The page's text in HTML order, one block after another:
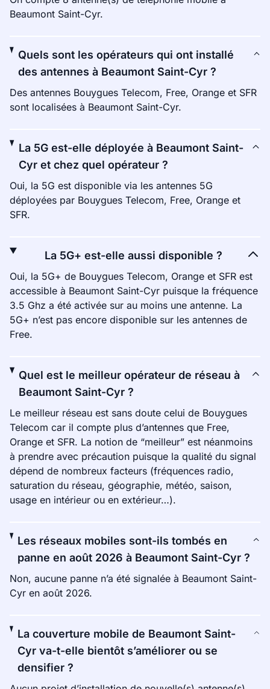
Beaumont Saint-Cyr.
Quels sont les opérateurs qui ont installé
des antennes à Beaumont Saint-Cyr ?
Des antennes Bouygues Telecom, Free, Orange et SFR
sont localisées à Beaumont Saint-Cyr.
La 5G est-elle déployée à Beaumont Saint-
Cyr et chez quel opérateur ?
Oui, la 5G est disponible via les antennes 5G
déployées par Bouygues Telecom, Free, Orange et
SFR.
La 5G+ est-elle aussi disponible ?
Oui, la 5G+ de Bouygues Telecom, Orange et SFR est
accessible à Beaumont Saint-Cyr puisque la fréquence
3.5 Ghz a été activée sur au moins une antenne. La
5G+ n’est pas encore disponible sur les antennes de
Free.
Quel est le meilleur opérateur de réseau à
Beaumont Saint-Cyr ?
Le meilleur réseau est sans doute celui de Bouygues
Telecom car il compte plus d’antennes que Free,
Orange et SFR. La notion de “meilleur” est néanmoins
à prendre avec précaution puisque la qualité du signal
dépend de nombreux facteurs (fréquences radio,
saturation du réseau, géographie, météo, saison,
usage en intérieur ou en extérieur…).
Les réseaux mobiles sont-ils tombés en
panne en août 2026 à Beaumont Saint-Cyr ?
Non, aucune panne n’a été signalée à Beaumont Saint-
Cyr en août 2026.
La couverture mobile de Beaumont Saint-
Cyr va-t-elle bientôt s’améliorer ou se
densifier ?